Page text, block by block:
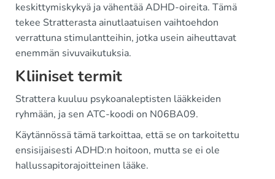
keskittymiskykyä ja vähentää ADHD-oireita. Tämä
tekee Stratterasta ainutlaatuisen vaihtoehdon
verrattuna stimulantteihin, jotka usein aiheuttavat
enemmän sivuvaikutuksia.
Kliiniset termit
Strattera kuuluu psykoanaleptisten lääkkeiden
ryhmään, ja sen ATC-koodi on N06BA09.
Käytännössä tämä tarkoittaa, että se on tarkoitettu
ensisijaisesti ADHD:n hoitoon, mutta se ei ole
hallussapitorajoitteinen lääke.